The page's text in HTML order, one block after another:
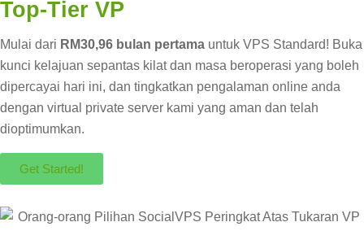
Top-Tier VP
Mulai dari RM30,96 bulan pertama untuk VPS Standard! Buka
kunci kelajuan sepantas kilat dan masa beroperasi yang boleh
dipercayai hari ini, dan tingkatkan pengalaman online anda
dengan virtual private server kami yang aman dan telah
dioptimumkan.
Get Started!